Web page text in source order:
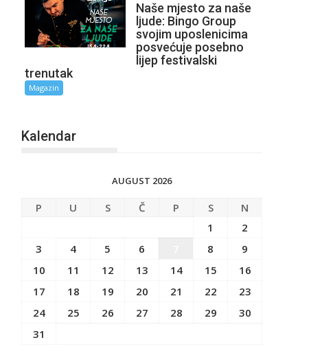
Naše mjesto za naše
ljude: Bingo Group
svojim uposlenicima
posvećuje posebno
lijep festivalski
trenutak
Magazin
Kalendar
AUGUST 2026
P U S Č P S
N
1
2
3
4 5 6 8
9
10
11 12 13 14 15
16
17
18 19 20 21 22
23
24
25 26 27 28 29
30
31